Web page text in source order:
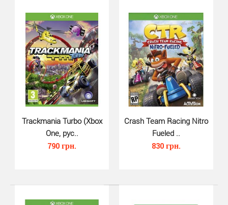
LEGO Star Wars The Force Awaken..
620 грн.
LEGO Star Wars: The Force Awakens Xbox
One это возвращение знаменитой серии видеоигр ..
Trackmania Turbo (Xbox
One, рус..
790 грн.
Crash Team Racing Nitro
Fueled ..
830 грн.